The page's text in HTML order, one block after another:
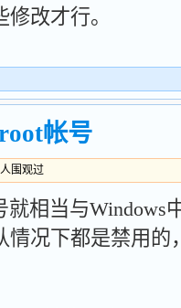
改才行。
帐号
围观过
相当与Windows
情况下都是禁用